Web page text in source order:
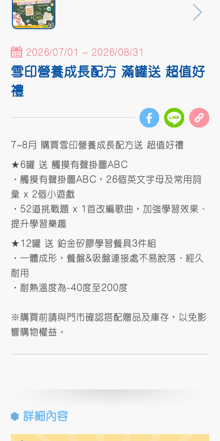
2026/07/01 ~ 2026/08/31
雪印營養成長配方 滿罐送 超值好
禮
7~8月 購買雪印營養成長配方送 超值好禮
★6罐 送 觸摸有聲掛圖ABC
•觸摸有聲掛圖ABC，26個英文字母及常用詞
彙 x 2個小遊戲
•52道挑戰題 x 1首改編歌曲，加強學習效果、
提升學習樂趣
★12罐 送 鉑金矽膠學習餐具3件組
•一體成形，餐盤&吸盤連接處不易脫落、經久
耐用
•耐熱溫度為-40度至200度
※購買前請與門市確認搭配贈品及庫存，以免影
響購物權益。
詳細內容